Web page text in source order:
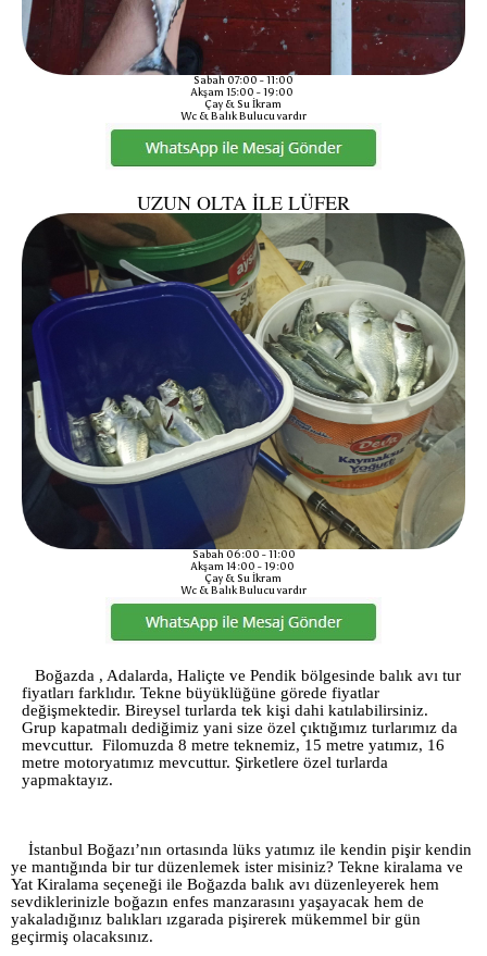
Sabah 07:00 - 11:00
Akşam 15:00 - 19:00
Çay & Su İkram
Wc & Balık Bulucu vardır
UZUN OLTA İLE LÜFER
Sabah 06:00 - 11:00
Akşam 14:00 - 19:00
Çay & Su İkram
Wc & Balık Bulucu vardır
Boğazda , Adalarda, Haliçte ve Pendik bölgesinde balık avı tur
fiyatları farklıdır. Tekne büyüklüğüne görede fiyatlar
değişmektedir. Bireysel turlarda tek kişi dahi katılabilirsiniz.
Grup kapatmalı dediğimiz yani size özel çıktığımız turlarımız da
mevcuttur. Filomuzda 8 metre teknemiz, 15 metre yatımız, 16
metre motoryatımız mevcuttur. Şirketlere özel turlarda
yapmaktayız.
İstanbul Boğazı’nın ortasında lüks yatımız ile kendin pişir kendin
ye mantığında bir tur düzenlemek ister misiniz? Tekne kiralama ve
Yat Kiralama seçeneği ile Boğazda balık avı düzenleyerek hem
sevdiklerinizle boğazın enfes manzarasını yaşayacak hem de
yakaladığınız balıkları ızgarada pişirerek mükemmel bir gün
geçirmiş olacaksınız.